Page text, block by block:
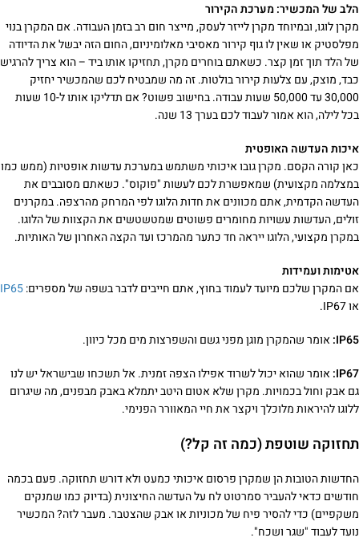
הלב של המכשיר: מערכת הקירור
מקרן לוגו, ובמיוחד מקרן לייזר לעסק, מייצר חום רב בזמן העבודה. אם המקרן בנוי
מפלסטיק או שאין לו גוף קירור מאסיבי מאלומיניום, החום הזה יבשל את הדיודה
של הלד תוך זמן קצר. כשאתם בוחרים מקרן, תחזיקו אותו ביד – הוא צריך להרגיש
כבד, מוצק, עם צלעות קירור בולטות. זה מה שמבטיח לכם שהמכשיר יחזיק
30,000 עד 50,000 שעות עבודה. בחישוב פשוט? אם תדליקו אותו ל-10 שעות
בכל לילה, הוא אמור לעבוד לכם בערך 13 שנה.
איכות העדשה האופטית
כאן קורה הקסם. מקרן גובו איכותי משתמש במערכת עדשות אופטיות (ממש כמו
במצלמה מקצועית) שמאפשרת לכם לעשות "פוקוס". כשאתם מסובבים את
העדשה הקדמית, אתם מכוונים את חדות הלוגו לפי המרחק מהרצפה. במקרנים
זולים, העדשות עשויות מחומרים פשוטים שמטשטשים את הקצוות של הלוגו.
במקרן מקצועי, הלוגו ייראה חד כתער מהמרכז ועד הקצה האחרון של האותיות.
אטימות ועמידות
אם המקרן שלכם מיועד לעמוד בחוץ, אתם חייבים לדבר בשפה של מספרים:IP65
או IP67.
IP65: אומר שהמקרן מוגן מפני גשם והשפרצות מים מכל כיוון.
IP67: אומר שהוא יכול לשרוד אפילו הצפה זמנית. אל תשכחו שבישראל יש לנו
גם אבק וחול בכמויות. מקרן שלא אטום היטב יתמלא באבק מבפנים, מה שיגרום
ללוגו להיראות מלוכלך ויקצר את חיי המאוורר הפנימי.
תחזוקה שוטפת (כמה זה קל?)
החדשות הטובות הן שמקרן פרסום איכותי כמעט ולא דורש תחזוקה. פעם בכמה
חודשים כדאי להעביר סמרטוט לח על העדשה החיצונית (בדיוק כמו שמנקים
משקפיים) כדי להסיר פיח של מכוניות או אבק שהצטבר. מעבר לזה? המכשיר
נועד לעבוד "שגר ושכח".